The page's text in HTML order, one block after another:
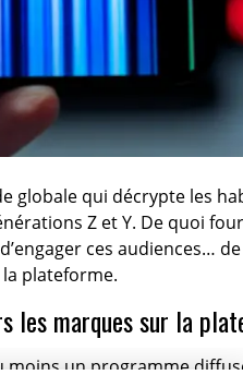
globale qui décrypte les
Z et Y. De quoi
ces audiences…
plateforme.
les marques sur la
moins un programme